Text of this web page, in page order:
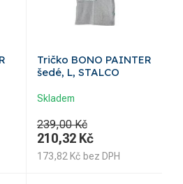
Tričko BONO PAINTER
šedé, L, STALCO
Skladem
239,00 Kč
210,32 Kč
173,82 Kč bez DPH